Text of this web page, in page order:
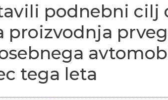
podnebni cilj
proizvodnja
tega leta